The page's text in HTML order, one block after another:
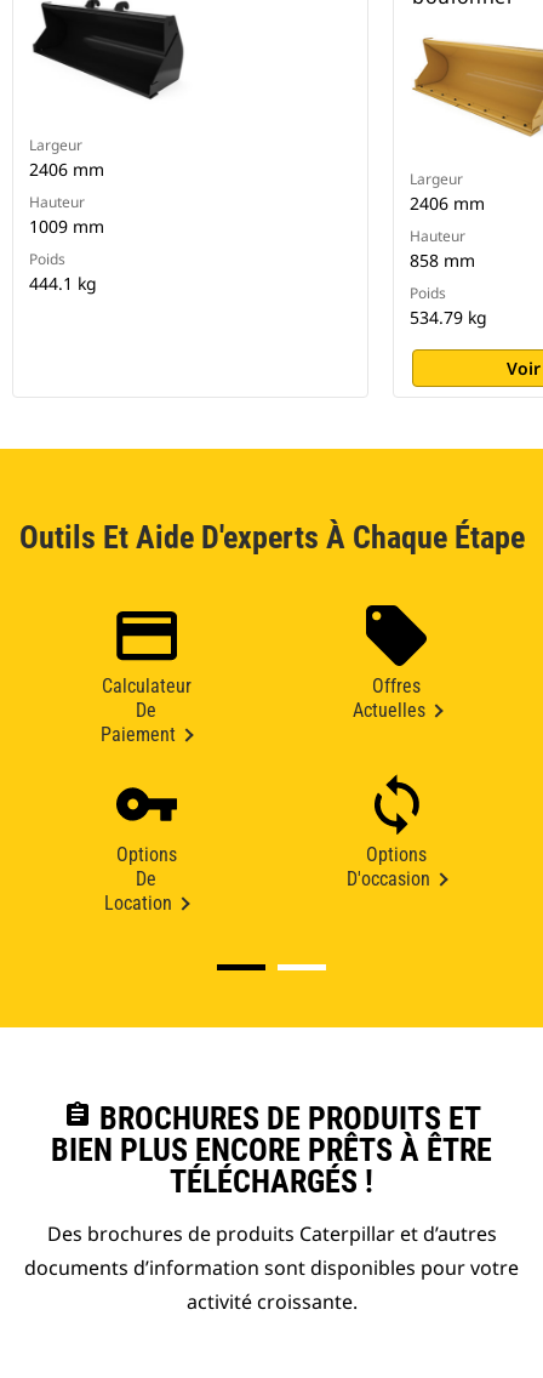
Largeur
2406 mm
Hauteur
1009 mm
Poids
444.1 kg
Largeur
2406 mm
Hauteur
858 mm
Poids
534.79 kg
Outils Et Aide D'experts À Chaque Étape
Calculateur
De
Paiement
Offres
Actuelles
Options
De
Location
Options
D'occasion
assignment BROCHURES DE PRODUITS ET
BIEN PLUS ENCORE PRÊTS À ÊTRE
TÉLÉCHARGÉS !
Des brochures de produits Caterpillar et d’autres
documents d’information sont disponibles pour votre
activité croissante.